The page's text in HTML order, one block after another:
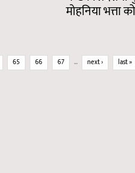
मोहनिया भत्ता
65 66 67 … next › last »